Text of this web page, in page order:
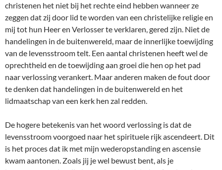
christenen het niet bij het rechte eind hebben wanneer ze
zeggen dat zij door lid te worden van een christelijke religie en
mij tot hun Heer en Verlosser te verklaren, gered zijn. Niet de
handelingen in de buitenwereld, maar de innerlijke toewijding
van de levensstroom telt. Een aantal christenen heeft wel de
oprechtheid en de toewijding aan groei die hen op het pad
naar verlossing verankert. Maar anderen maken de fout door
te denken dat handelingen in de buitenwereld en het
lidmaatschap van een kerk hen zal redden.
De hogere betekenis van het woord verlossing is dat de
levensstroom voorgoed naar het spirituele rijk ascendeert. Dit
is het proces dat ik met mijn wederopstanding en ascensie
kwam aantonen. Zoals jij je wel bewust bent, als je